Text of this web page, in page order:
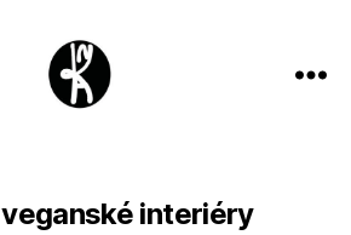
veganské interiéry